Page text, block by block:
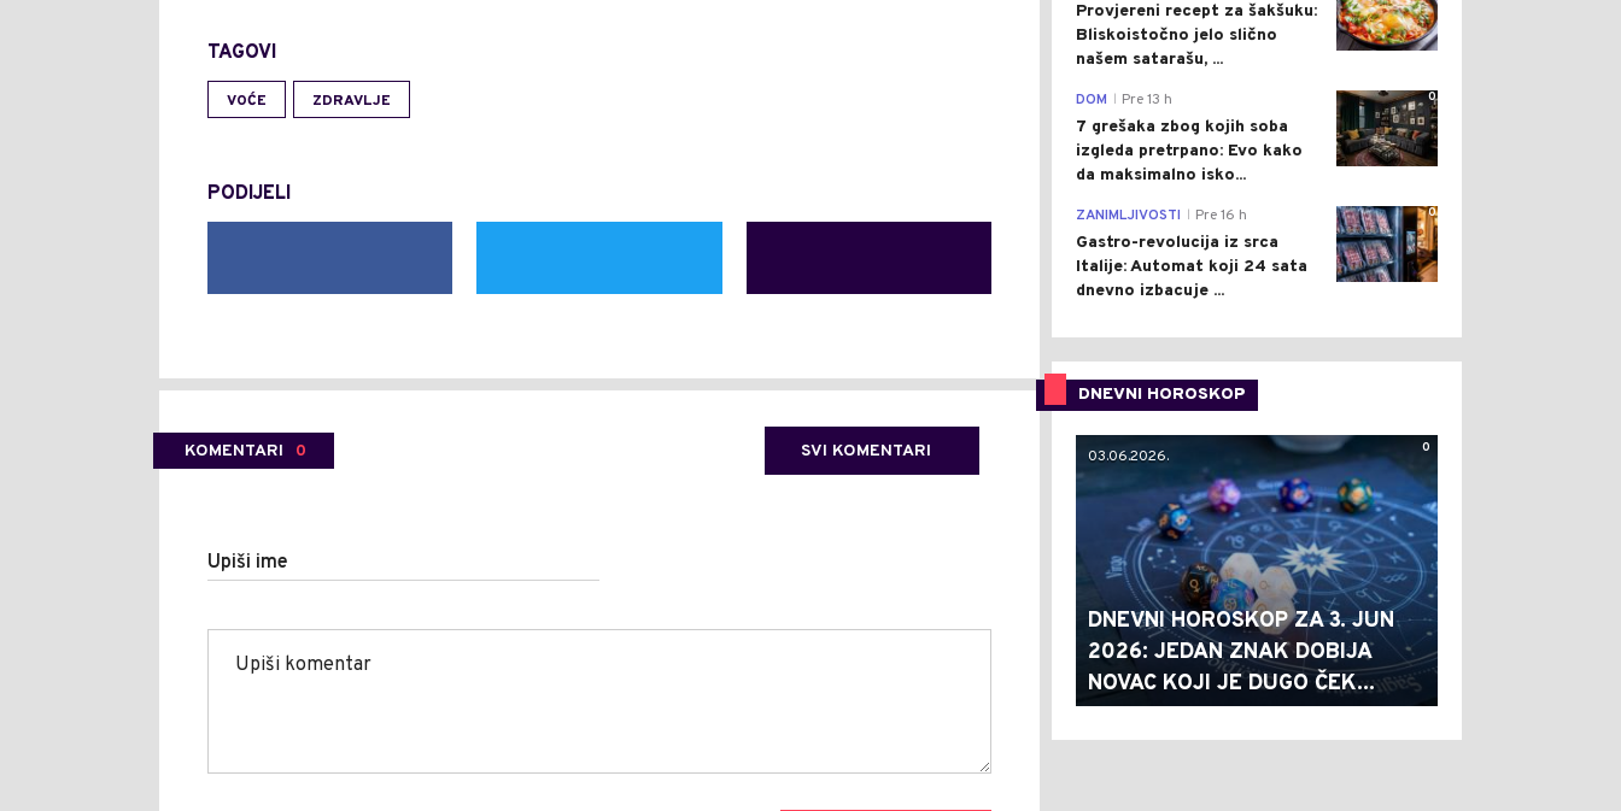
TAGOVI
VOĆE ZDRAVLJE
PODIJELI
KOMENTARI 0 SVI KOMENTARI
Upiši ime
Provjereni recept za šakšuku:
Bliskoistočno jelo slično
našem satarašu, ...
0
DOM Pre 13 h
7 grešaka zbog kojih soba
izgleda pretrpano: Evo kako
da maksimalno isko...
0
ZANIMLJIVOSTI Pre 16 h
Gastro-revolucija iz srca
Italije: Automat koji 24 sata
dnevno izbacuje ...
DNEVNI HOROSKOP
0
03.06.2026.
DNEVNI HOROSKOP ZA 3. JUN
2026: JEDAN ZNAK DOBIJA
NOVAC KOJI JE DUGO ČEK...